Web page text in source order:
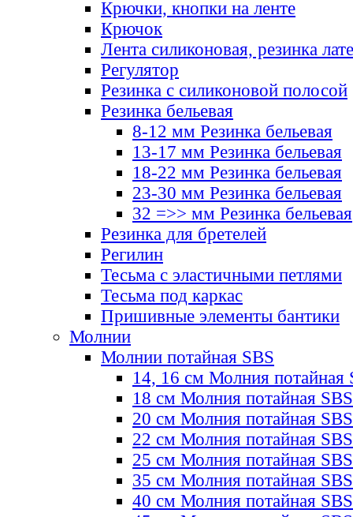
Крючки, кнопки на ленте
Крючок
Лента силиконовая, резинка
Регулятор
Резинка с силиконовой полосой
Резинка бельевая
8-12 мм Резинка бельевая
13-17 мм Резинка бельевая
18-22 мм Резинка бельевая
23-30 мм Резинка бельевая
32 =>> мм Резинка бельевая
Резинка для бретелей
Регилин
Тесьма с эластичными петлями
Тесьма под каркас
Пришивные элементы бантики
Молнии
Молнии потайная SBS
14, 16 см Молния потайная
18 см Молния потайная SBS
20 см Молния потайная SBS
22 см Молния потайная SBS
25 см Молния потайная SBS
35 см Молния потайная SBS
40 см Молния потайная SBS